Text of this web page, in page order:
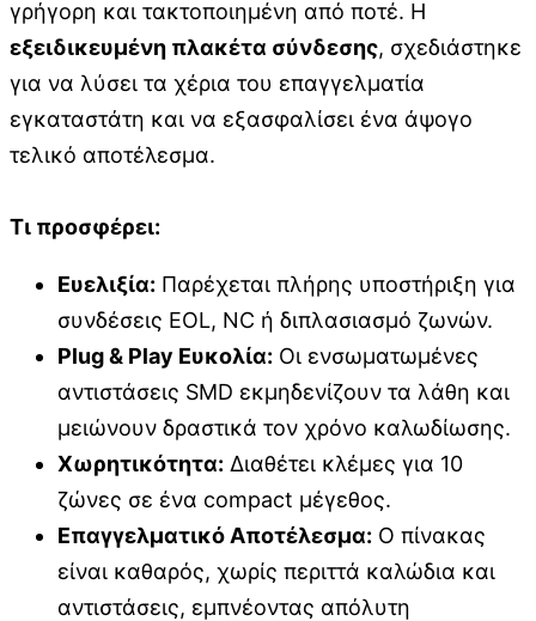
γρήγορη και τακτοποιημένη από ποτέ. Η
εξειδικευμένη πλακέτα σύνδεσης, σχεδιάστηκε
για να λύσει τα χέρια του επαγγελματία
εγκαταστάτη και να εξασφαλίσει ένα άψογο
τελικό αποτέλεσμα.
Τι προσφέρει:
Ευελιξία: Παρέχεται πλήρης υποστήριξη για
συνδέσεις EOL, NC ή διπλασιασμό ζωνών.
Plug & Play Ευκολία: Οι ενσωματωμένες
αντιστάσεις SMD εκμηδενίζουν τα λάθη και
μειώνουν δραστικά τον χρόνο καλωδίωσης.
Χωρητικότητα: Διαθέτει κλέμες για 10
ζώνες σε ένα compact μέγεθος.
Επαγγελματικό Αποτέλεσμα: Ο πίνακας
είναι καθαρός, χωρίς περιττά καλώδια και
αντιστάσεις, εμπνέοντας απόλυτη